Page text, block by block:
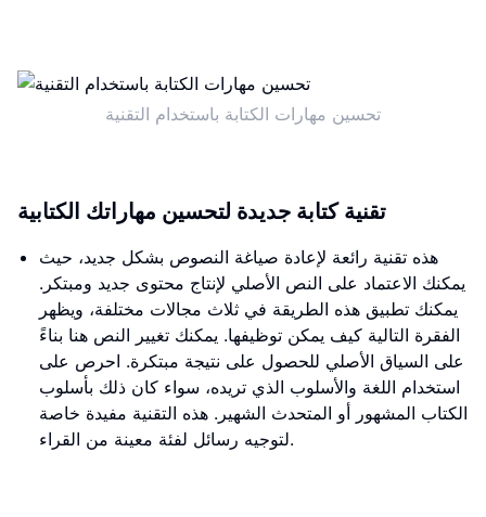
تحسين مهارات الكتابة باستخدام التقنية
تقنية كتابة جديدة لتحسين مهاراتك الكتابية
هذه تقنية رائعة لإعادة صياغة النصوص بشكل جديد، حيث
يمكنك الاعتماد على النص الأصلي لإنتاج محتوى جديد ومبتكر.
يمكنك تطبيق هذه الطريقة في ثلاث مجالات مختلفة، ويظهر
الفقرة التالية كيف يمكن توظيفها. يمكنك تغيير النص هنا بناءً
على السياق الأصلي للحصول على نتيجة مبتكرة. احرص على
استخدام اللغة والأسلوب الذي تريده، سواء كان ذلك بأسلوب
الكتاب المشهور أو المتحدث الشهير. هذه التقنية مفيدة خاصة
لتوجيه رسائل لفئة معينة من القراء.